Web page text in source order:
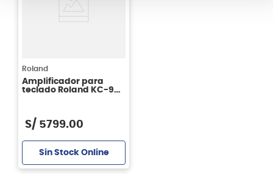
Roland
Amplificador para
teclado Roland KC-990
S/ 5799.00
Sin Stock Online